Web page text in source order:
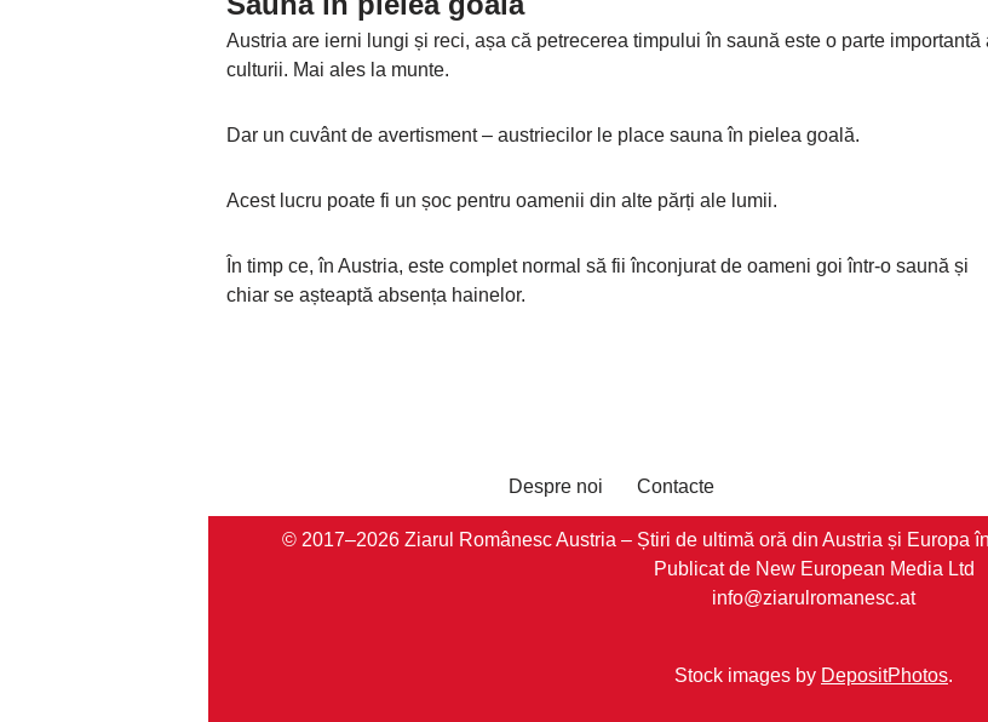
Austria are ierni lungi și reci, așa că petrecerea timpului în saună este o parte importantă
culturii. Mai ales la munte.
Dar un cuvânt de avertisment – ​​austriecilor le place sauna în pielea goală.
Acest lucru poate fi un șoc pentru oamenii din alte părți ale lumii.
În timp ce, în Austria, este complet normal să fii înconjurat de oameni goi într-o saună și
chiar se așteaptă absența hainelor.
Despre noi Contacte
© 2017–2026 Ziarul Românesc Austria – Știri de ultimă oră din Austria și Europa
Publicat de New European Media Ltd
info@ziarulromanesc.at
Stock images by DepositPhotos.